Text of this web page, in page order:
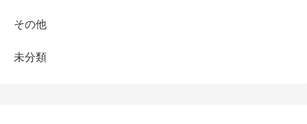
その他
未分類